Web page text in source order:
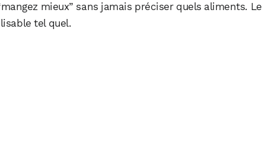
mieux” sans jamais préciser quels aliments. Le
tel quel.
X